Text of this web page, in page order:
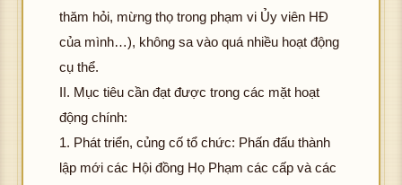
thăm hỏi, mừng thọ trong phạm vi Ủy viên HĐ
của mình…), không sa vào quá nhiều hoạt động
cụ thể.
II. Mục tiêu cần đạt được trong các mặt hoạt
động chính:
1. Phát triển, củng cố tổ chức: Phấn đấu thành
lập mới các Hội đồng Họ Phạm các cấp và các